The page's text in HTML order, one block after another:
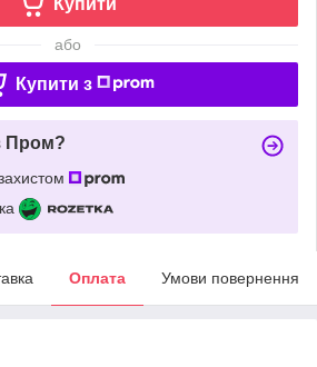
або
Купити з
Пром?
Оплата Умови повернення